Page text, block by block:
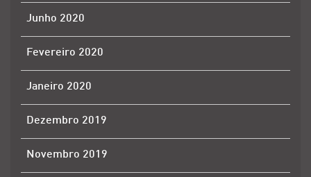
Junho 2020
Fevereiro 2020
Janeiro 2020
Dezembro 2019
Novembro 2019